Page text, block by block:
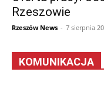
Rzeszowie
Rzeszów News - 7 sierpnia
KOMUNIKACJA